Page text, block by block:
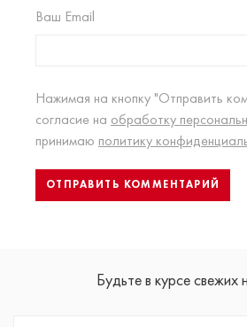
Ваш Email
Нажимая на кнопку "Отправить
согласие на обработку
принимаю политику
Будьте в курсе свежих